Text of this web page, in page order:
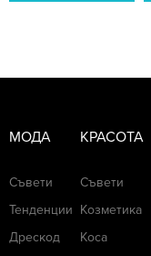
МОДА
Съвети
Тенденции
Дрескод
КРАСОТА
Съвети
Козметика
Коса